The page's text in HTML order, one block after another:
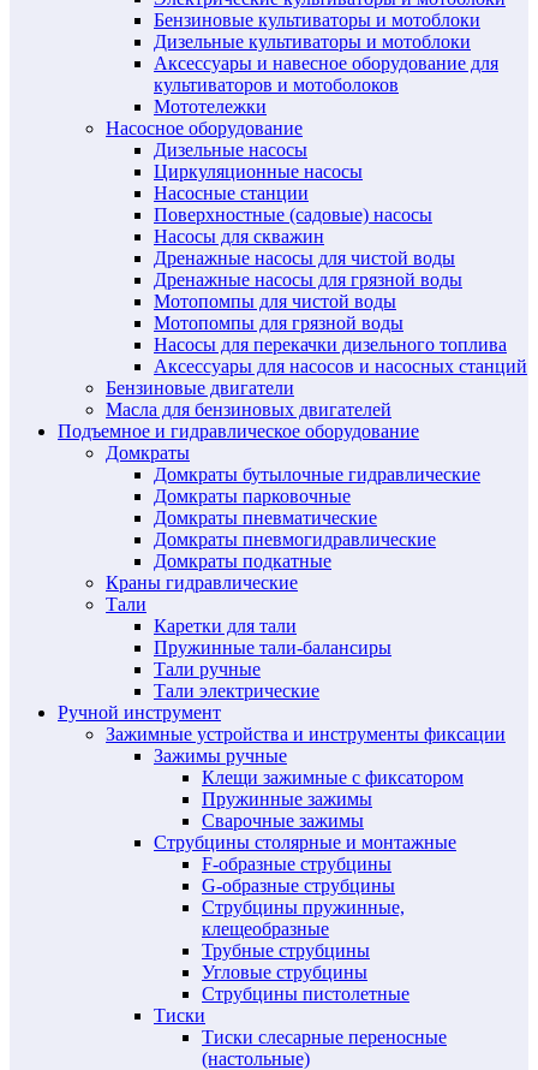
Бензиновые культиваторы и мотоблоки
Дизельные культиваторы и мотоблоки
Аксессуары и навесное оборудование для
культиваторов и мотоболоков
Мототележки
Насосное оборудование
Дизельные насосы
Циркуляционные насосы
Насосные станции
Поверхностные (садовые) насосы
Насосы для скважин
Дренажные насосы для чистой воды
Дренажные насосы для грязной воды
Мотопомпы для чистой воды
Мотопомпы для грязной воды
Насосы для перекачки дизельного топлива
Аксессуары для насосов и насосных станций
Бензиновые двигатели
Масла для бензиновых двигателей
Подъемное и гидравлическое оборудование
Домкраты
Домкраты бутылочные гидравлические
Домкраты парковочные
Домкраты пневматические
Домкраты пневмогидравлические
Домкраты подкатные
Краны гидравлические
Тали
Каретки для тали
Пружинные тали-балансиры
Тали ручные
Тали электрические
Ручной инструмент
Зажимные устройства и инструменты фиксации
Зажимы ручные
Клещи зажимные с фиксатором
Пружинные зажимы
Сварочные зажимы
Струбцины столярные и монтажные
F-образные струбцины
G-образные струбцины
Струбцины пружинные,
клещеобразные
Трубные струбцины
Угловые струбцины
Струбцины пистолетные
Тиски
Тиски слесарные переносные
(настольные)